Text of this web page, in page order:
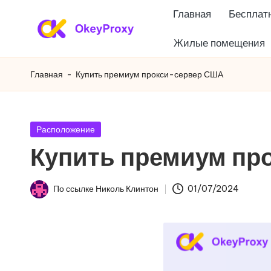
Перейти
Ж
и
ы
е
п
мощные
жилые
HTTP(S)/SOCKS5,
бесплатные
пробные
прокси,
Главная
Жилые помещения
Главная - Купить премиум прокси-сервер США
Опубликовано
Расположение
Купить премиум
Опубликовано
По ссылке Николь Клинтон 01/07/2024